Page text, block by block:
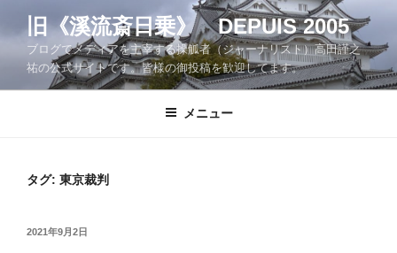
ツ
旧《溪流斎日乗》 DEPUIS 2005
ブログでメディアを主宰する操觚者（ジャーナリスト）高田謹之
祐の公式サイトです。皆様の御投稿を歓迎してます。
メニュー
タグ: 東京裁判
投
2021年9月2日